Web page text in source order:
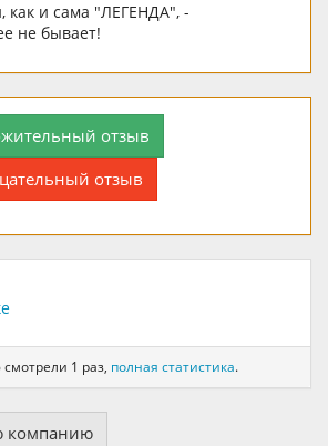
как и сама "ЛЕГЕНДА", -
не бывает!
отзыв
отзыв
1 раз, полная статистика.
компанию